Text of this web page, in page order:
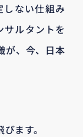
ない仕組み
サルタントを
が、今、日本
ます。